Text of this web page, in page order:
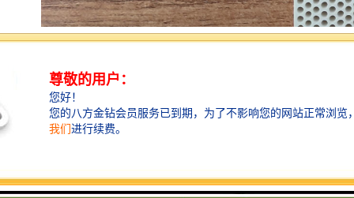
过滤网的设置与所选择的过滤方式密切相关,取决于铸件
零件,采用金属型铸造,给过滤网的设置带来了许多不便。